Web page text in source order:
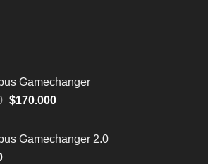
Gamechanger
El
era:
$170.000El
es:
Gamechanger 2.0